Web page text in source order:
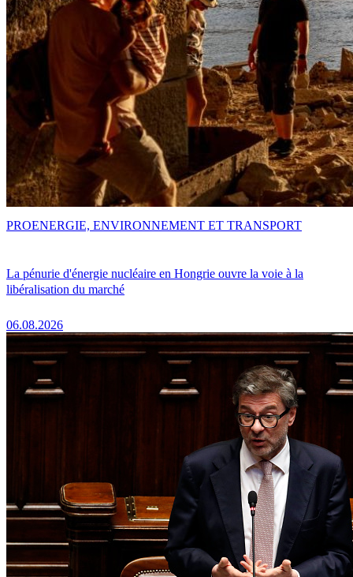
La pénurie d'énergie nucléaire en Hongrie ouvre la voie à la
libéralisation du marché
06.08.2026
PROENERGIE, ENVIRONNEMENT ET TRANSPORT